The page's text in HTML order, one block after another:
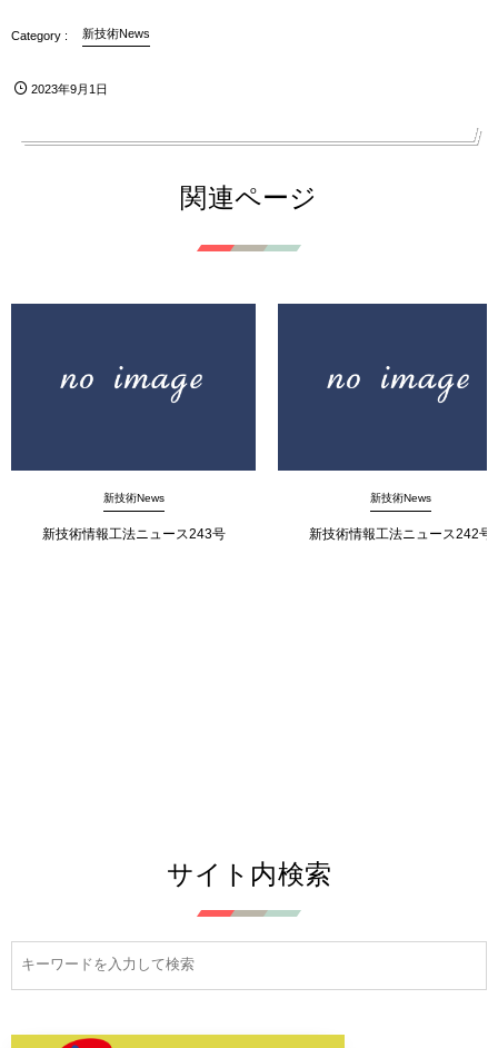
新技術News
2023年9月1日
関連ページ
新技術News
新技術情報工法ニュース243号
新技術News
新技術情報工法ニュース242号
サイト内検索